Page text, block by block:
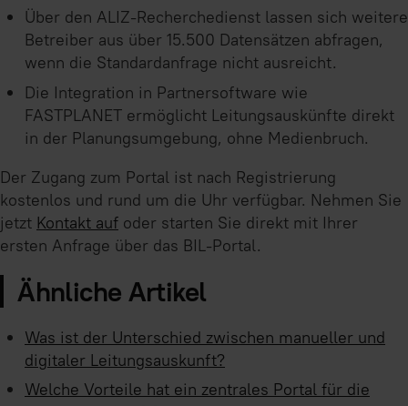
Über den ALIZ-Recherchedienst lassen sich weitere
Betreiber aus über 15.500 Datensätzen abfragen,
wenn die Standardanfrage nicht ausreicht.
Die Integration in Partnersoftware wie
FASTPLANET ermöglicht Leitungsauskünfte direkt
in der Planungsumgebung, ohne Medienbruch.
Der Zugang zum Portal ist nach Registrierung
kostenlos und rund um die Uhr verfügbar. Nehmen Sie
jetzt Kontakt auf oder starten Sie direkt mit Ihrer
ersten Anfrage über das BIL-Portal.
Ähnliche Artikel
Was ist der Unterschied zwischen manueller und
digitaler Leitungsauskunft?
Welche Vorteile hat ein zentrales Portal für die